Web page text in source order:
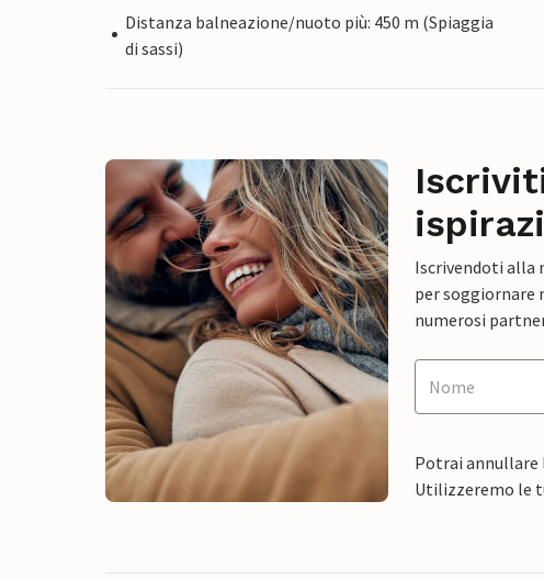
Distanza balneazione/nuoto più: 450 m (Spiaggia
di sassi)
Iscrivendoti alla
per soggiornare
numerosi
Potrai annullare
Utilizzeremo le